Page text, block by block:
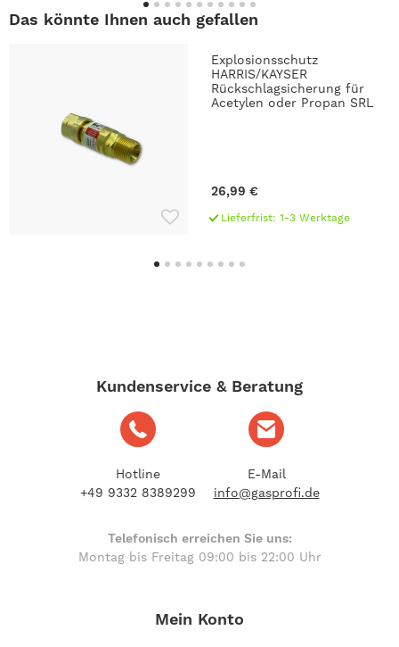
Das könnte Ihnen auch gefallen
Explosionsschutz
HARRIS/KAYSER
Rückschlagsicherung für
Acetylen oder Propan SRL
26,99 €
Lieferfrist: 1-3 Werktage
Kundenservice & Beratung
Hotline
+49 9332 8389299
E-Mail
info@gasprofi.de
Telefonisch erreichen Sie uns:
Montag bis Freitag 09:00 bis 22:00 Uhr
Mein Konto